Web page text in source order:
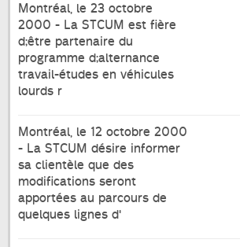
Montréal, le 23 octobre
2000 - La STCUM est fière
d;être partenaire du
programme d;alternance
travail-études en véhicules
lourds r
Montréal, le 12 octobre 2000
- La STCUM désire informer
sa clientèle que des
modifications seront
apportées au parcours de
quelques lignes d'